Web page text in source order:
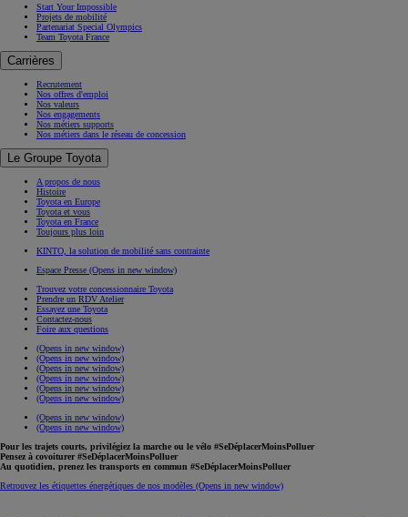
Start Your Impossible
Projets de mobilité
Partenariat Special Olympics
Team Toyota France
Carrières
Recrutement
Nos offres d'emploi
Nos valeurs
Nos engagements
Nos métiers supports
Nos métiers dans le réseau de concession
Le Groupe Toyota
A propos de nous
Histoire
Toyota en Europe
Toyota et vous
Toyota en France
Toujours plus loin
KINTO, la solution de mobilité sans contrainte
Espace Presse (Opens in new window)
Trouvez votre concessionnaire Toyota
Prendre un RDV Atelier
Essayez une Toyota
Contactez-nous
Foire aux questions
(Opens in new window)
(Opens in new window)
(Opens in new window)
(Opens in new window)
(Opens in new window)
(Opens in new window)
(Opens in new window)
(Opens in new window)
Pour les trajets courts, privilégiez la marche ou le vélo #SeDéplacerMoinsPolluer
Pensez à covoiturer #SeDéplacerMoinsPolluer
Au quotidien, prenez les transports en commun #SeDéplacerMoinsPolluer
Retrouvez les étiquettes énergétiques de nos modèles (Opens in new window)